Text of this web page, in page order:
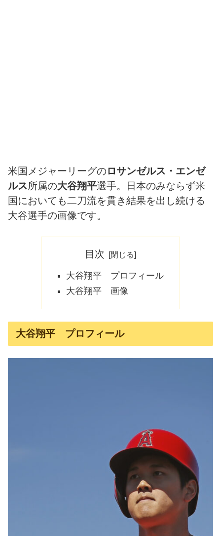
米国メジャーリーグのロサンゼルス・エンゼ
ルス所属の大谷翔平選手。日本のみならず米
国においても二刀流を貫き結果を出し続ける
大谷選手の画像です。
目次
大谷翔平 プロフィール
大谷翔平 画像
大谷翔平 プロフィール